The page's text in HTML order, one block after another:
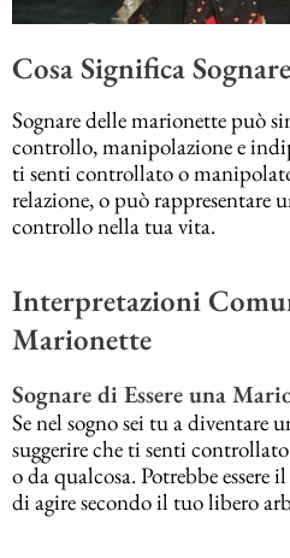
Cosa Significa
Sognare delle marionette può
controllo, manipolazione e
ti senti controllato o
relazione, o può rappresentare
controllo nella tua vita.
Interpretazioni
Marionette
Sognare di Essere una
Se nel sogno sei tu a diventare
suggerire che ti senti
o da qualcosa. Potrebbe essere
di agire secondo il tuo libero